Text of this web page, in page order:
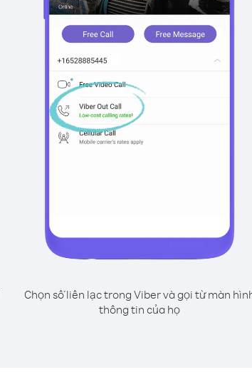
Chọn số liên lạc trong Viber và gọi từ màn
thông tin của họ